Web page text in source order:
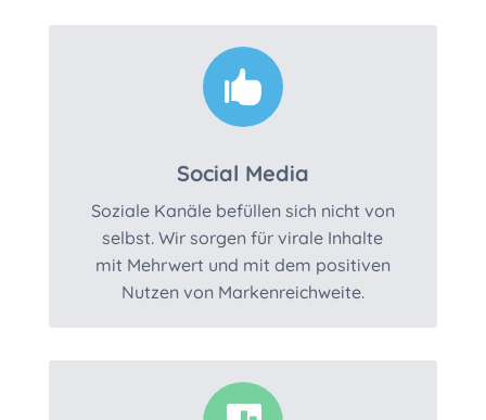

Social Media
Soziale Kanäle befüllen sich nicht von
selbst. Wir sorgen für virale Inhalte
mit Mehrwert und mit dem positiven
Nutzen von Markenreichweite.